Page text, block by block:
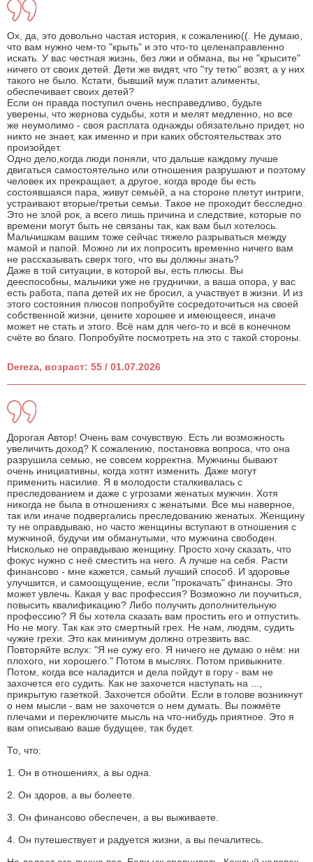
Ох, да, это довольно частая история, к сожалению((. Не думаю,
что вам нужно чем-то "крыть" и это что-то целенаправленно
искать. У вас честная жизнь, без лжи и обмана, вы не "крысите"
ничего от своих детей. Дети же видят, что "ту тетю" возят, а у них
такого не было. Кстати, бывший муж платит алименты,
обеспечивает своих детей?
Если он правда поступил очень несправедливо, будьте
уверены, что жернова судьбы, хотя и мелят медленно, но все
же неумолимо - своя расплата однажды обязательно придет, но
никто не знает, как именно и при каких обстоятельствах это
произойдет.
Одно дело,когда люди поняли, что дальше каждому лучше
двигаться самостоятельно или отношения разрушают и поэтому
человек их прекращает, а другое, когда вроде бы есть
состоявшаяся пара, живут семьёй, а на стороне плетут интриги,
устраивают вторые/третьи семьи. Такое не проходит бесследно.
Это не злой рок, а всего лишь причина и следствие, которые по
времени могут быть не связаны так, как вам был хотелось.
Мальчишкам вашим тоже сейчас тяжело разрываться между
мамой и папой. Можно ли их попросить временно ничего вам
не рассказывать сверх того, что вы должны знать?
Даже в той ситуации, в которой вы, есть плюсы. Вы
дееспособны, мальчики уже не груднички, а ваша опора, у вас
есть работа, папа детей их не бросил, а участвует в жизни. И из
этого состояния плюсов попробуйте сосредоточиться на своей
собственной жизни, цените хорошее и имеющееся, иначе
может не стать и этого. Всё нам для чего-то и всё в конечном
счёте во благо. Попробуйте посмотреть на это с такой стороны.
Dereza, возраст: 55 / 01.07.2026
Дорогая Автор! Очень вам сочувствую. Есть ли возможность
увеличить доход? К сожалению, постановка вопроса, что она
разрушила семью, не совсем корректна. Мужчины бывают
очень инициативны, когда хотят изменить. Даже могут
применить насилие. Я в молодости сталкивалась с
преследованием и даже с угрозами женатых мужчин. Хотя
никогда не была в отношениях с женатыми. Все мы наверное,
так или иначе подвергались преследованию женатых. Женщину
ту не оправдываю, но часто женщины вступают в отношения с
мужчиной, будучи им обманутыми, что мужчина свободен.
Нисколько не оправдываю женщину. Просто хочу сказать, что
фокус нужно с неё сместить на него. А лучше на себя. Расти
финансово - мне кажется, самый лучший способ. И здоровье
улучшится, и самоощущение, если "прокачать" финансы. Это
может увлечь. Какая у вас профессия? Возможно ли поучиться,
повысить квалификацию? Либо получить дополнительную
профессию? Я бы хотела сказать вам простить его и отпустить.
Но не могу. Так как это смертный грех. Не нам, людям, судить
чужие грехи. Это как минимум должно отрезвить вас.
Повторяйте вслух: "Я не сужу его. Я ничего не думаю о нём: ни
плохого, ни хорошего." Потом в мыслях. Потом привыкните.
Потом, когда все наладится и дела пойдут в гору - вам не
захочется его судить. Как не захочется наступать на ...,
прикрытую газеткой. Захочется обойти. Если в голове возникнут
о нем мысли - вам не захочется о нем думать. Вы пожмёте
плечами и переключите мысль на что-нибудь приятное. Это я
вам описываю ваше будущее, так будет.
То, что:
1. Он в отношениях, а вы одна.
2. Он здоров, а вы болеете.
3. Он финансово обеспечен, а вы выживаете.
4. Он путешествует и радуется жизни, а вы печалитесь.